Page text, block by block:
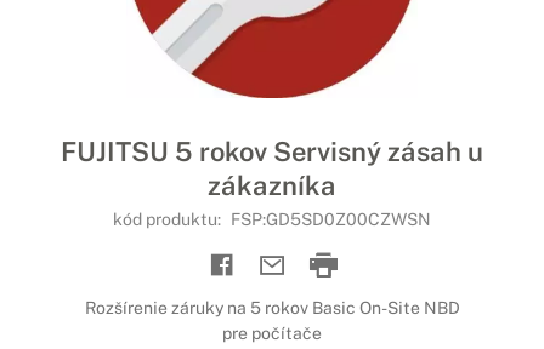
FUJITSU 5 rokov Servisný zásah u
zákazníka
kód produktu: FSP:GD5SD0Z00CZWSN
Rozšírenie záruky na 5 rokov Basic On-Site NBD
pre počítače